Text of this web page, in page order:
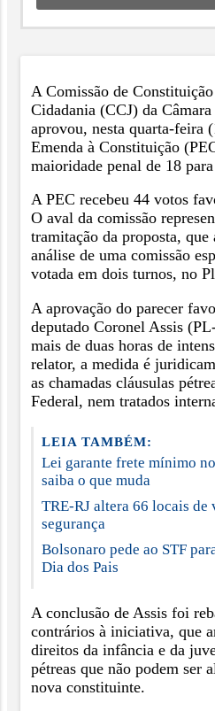
A Comissão de
Cidadania (CCJ) da
aprovou, nesta quarta-feira
Emenda à Constituição
maioridade penal de 18
A PEC recebeu 44 votos
O aval da comissão
tramitação da proposta, que
análise de uma comissão
votada em dois turnos, no
A aprovação do parecer
deputado Coronel Assis
mais de duas horas de
relator, a medida é
as chamadas cláusulas
Federal, nem tratados
LEIA TAMBÉM:
Lei garante frete mínimo
saiba o que muda
TRE-RJ altera 66 locais de
segurança
Bolsonaro pede ao STF
Dia dos Pais
A conclusão de Assis foi
contrários à iniciativa, que
direitos da infância e da
pétreas que não podem ser
nova constituinte.